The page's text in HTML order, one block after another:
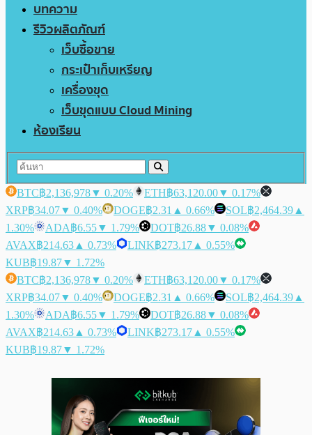
บทความ
รีวิวผลิตภัณฑ์
เว็บซื้อขาย
กระเป๋าเก็บเหรียญ
เครื่องขุด
เว็บขุดแบบ Cloud Mining
ห้องเรียน
BTC฿2,136,978▼ 0.20% ETH฿63,120.00▼ 0.17%
XRP฿34.07▼ 0.40% DOGE฿2.31 ▲ 0.66% SOL฿2,464.39 ▲
1.30%
ADA฿6.55▼ 1.79% DOT฿26.88▼ 0.08%
AVAX฿214.63 ▲ 0.73% LINK฿273.17 ▲ 0.55%
KUB฿19.87▼ 1.72%
BTC฿2,136,978▼ 0.20% ETH฿63,120.00▼ 0.17%
XRP฿34.07▼ 0.40% DOGE฿2.31 ▲ 0.66% SOL฿2,464.39 ▲
1.30%
ADA฿6.55▼ 1.79% DOT฿26.88▼ 0.08%
AVAX฿214.63 ▲ 0.73% LINK฿273.17 ▲ 0.55%
KUB฿19.87▼ 1.72%